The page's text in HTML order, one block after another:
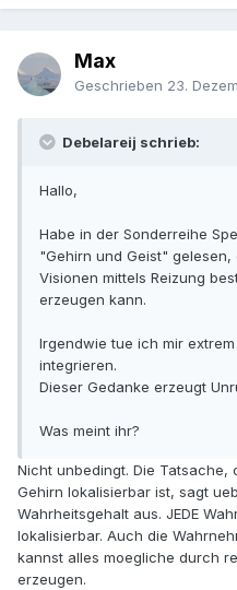
Max
Geschrieben 23.
Debelareij schrieb:
Hallo,
Habe in der Sonderreihe
"Gehirn und Geist"
Visionen mittels Reizung
erzeugen kann.
Irgendwie tue ich mir
integrieren.
Dieser Gedanke erzeugt
Was meint ihr?
Nicht unbedingt. Die Tatsache,
Gehirn lokalisierbar ist, sagt
Wahrheitsgehalt aus. JEDE
lokalisierbar. Auch die
kannst alles moegliche durch
erzeugen.